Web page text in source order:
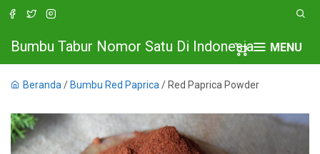
MENU
Bumbu Tabur Nomor Satu Di Indonesia
Beranda / Bumbu Red Paprica / Red Paprica Powder